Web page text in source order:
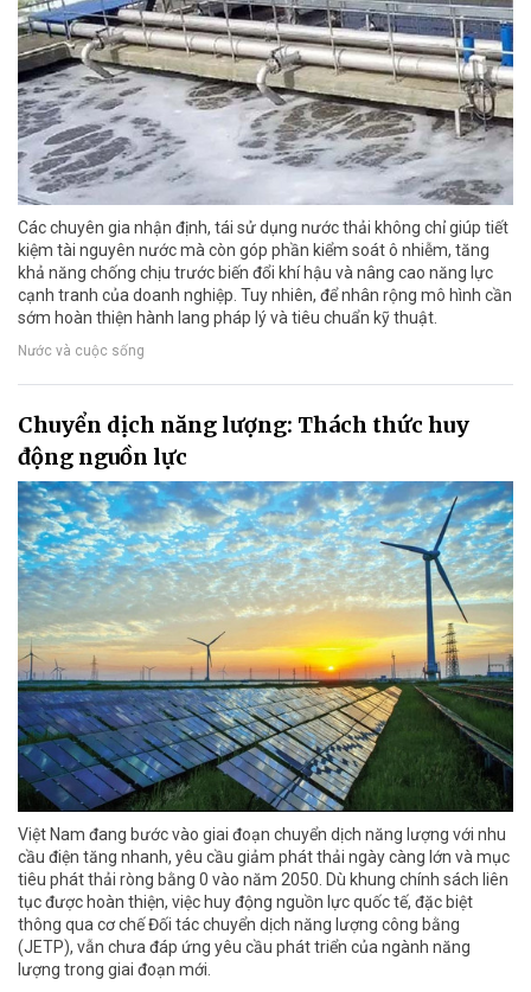
Các chuyên gia nhận định, tái sử dụng nước thải không chỉ giúp tiết
kiệm tài nguyên nước mà còn góp phần kiểm soát ô nhiễm, tăng
khả năng chống chịu trước biến đổi khí hậu và nâng cao năng lực
cạnh tranh của doanh nghiệp. Tuy nhiên, để nhân rộng mô hình cần
sớm hoàn thiện hành lang pháp lý và tiêu chuẩn kỹ thuật.
Nước và cuộc sống
Chuyển dịch năng lượng: Thách thức huy
động nguồn lực
Việt Nam đang bước vào giai đoạn chuyển dịch năng lượng với nhu
cầu điện tăng nhanh, yêu cầu giảm phát thải ngày càng lớn và mục
tiêu phát thải ròng bằng 0 vào năm 2050. Dù khung chính sách liên
tục được hoàn thiện, việc huy động nguồn lực quốc tế, đặc biệt
thông qua cơ chế Đối tác chuyển dịch năng lượng công bằng
(JETP), vẫn chưa đáp ứng yêu cầu phát triển của ngành năng
lượng trong giai đoạn mới.